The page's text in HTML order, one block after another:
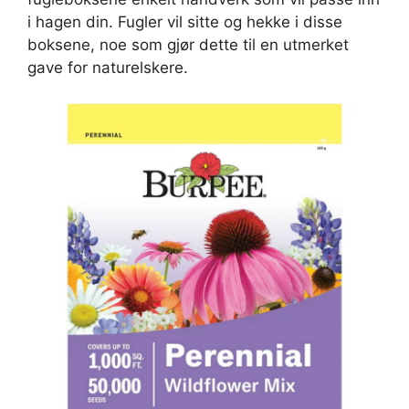
i hagen din. Fugler vil sitte og hekke i disse
boksene, noe som gjør dette til en utmerket
gave for naturelskere.